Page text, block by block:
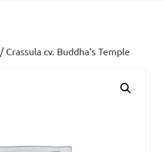
/ Crassula cv. Buddha’s Temple